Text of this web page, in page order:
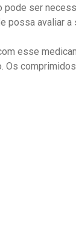
pode ser
possa avaliar a
esse
Os